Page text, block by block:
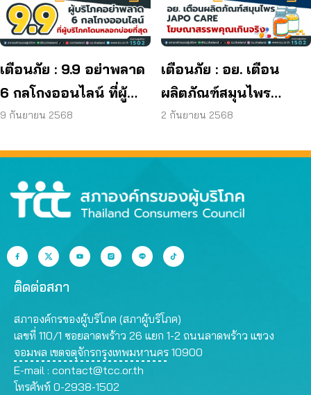
ผลิตภัณฑ์ย้อมผม
เตือนภัย : 9.9 อย่าพลาด
6 กลโกงออนไลน์ ที่ผู้
บริโภคโดนหลอกบ่อย
9 กันยายน 2568
เตือนภัย : อย. เตือน
ผลิตภัณฑ์สมุนไพร
JAPO CARE โฆษณา
2 กันยายน 2568
ติดต่อสภา
สภาองค์กรของผู้บริโภค (สภาผู้บริโภค)
เลขที่ 110/1 ซอยลาดพร้าว 26 แยก 1-2 ถนนลาดพร้าว แขวง
จอมพล เขตจตุจักรกรุงเทพมหานคร 10900
E-mail : contact@tcc.or.th
โทรศัพท์ 0-2938-1502